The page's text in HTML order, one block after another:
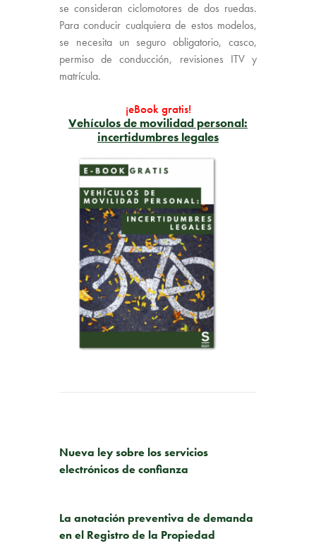
se consideran ciclomotores de dos ruedas.
Para conducir cualquiera de estos modelos,
se necesita un seguro obligatorio, casco,
permiso de conducción, revisiones ITV y
matrícula.
¡eBook gratis!
Vehículos de movilidad personal:
incertidumbres legales
Nueva ley sobre los servicios
electrónicos de confianza
La anotación preventiva de demanda
en el Registro de la Propiedad